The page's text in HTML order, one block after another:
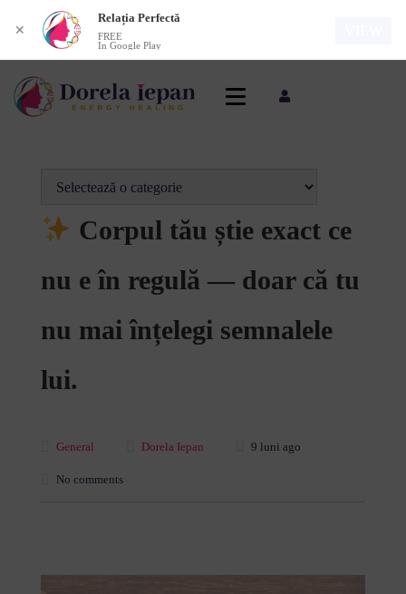
Corpul tău știe exact ce
nu e în regulă — doar că tu
nu mai înțelegi semnalele
lui.
General Dorela Iepan 9 luni ago
No comments
✕
Relația Perfectă
FREE
In Google Play